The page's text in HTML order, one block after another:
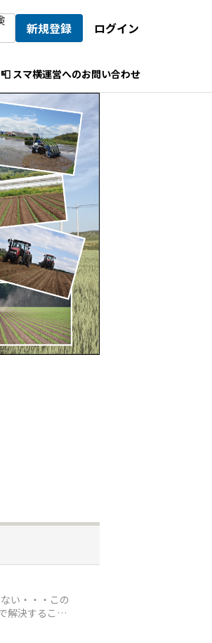
新規登録 ログイン
📮 スマ横運営へのお問い合わせ
い・・・この
解決すること